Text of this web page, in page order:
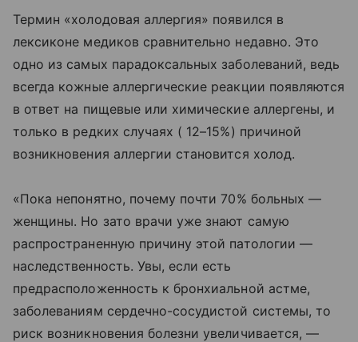
Термин «холодовая аллергия» появился в
лексиконе медиков сравнительно недавно. Это
одно из самых парадоксальных заболеваний, ведь
всегда кожные аллергические реакции появляются
в ответ на пищевые или химические аллергены, и
только в редких случаях ( 12–15%) причиной
возникновения аллергии становится холод.
«Пока непонятно, почему почти 70% больных —
женщины. Но зато врачи уже знают самую
распространенную причину этой патологии —
наследственность. Увы, если есть
предрасположенность к бронхиальной астме,
заболеваниям сердечно-сосудистой системы, то
риск возникновения болезни увеличивается, —